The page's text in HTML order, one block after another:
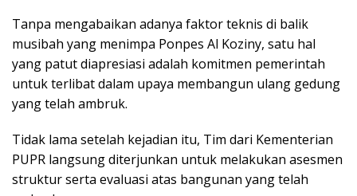
Tanpa mengabaikan adanya faktor teknis di balik
musibah yang menimpa Ponpes Al Koziny, satu hal
yang patut diapresiasi adalah komitmen pemerintah
untuk terlibat dalam upaya membangun ulang gedung
yang telah ambruk.
Tidak lama setelah kejadian itu, Tim dari Kementerian
PUPR langsung diterjunkan untuk melakukan asesmen
struktur serta evaluasi atas bangunan yang telah